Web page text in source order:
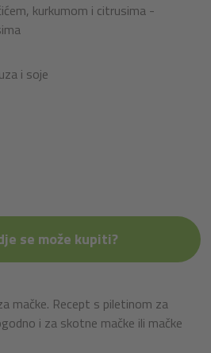
kurkumom i citrusima -
i soje
se može kupiti?
mačke. Recept s piletinom za
i za skotne mačke ili mačke